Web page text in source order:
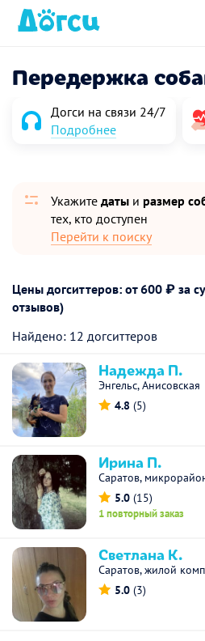
Передержка
Догси на связи 24/7
Подробнее
Укажите даты и размер
тех, кто доступен
Перейти к поиску
Цены догситтеров: от 600 ₽ за
отзывов)
Найдено: 12 догситтеров
Надежда П.
Энгельс, Анисовская
4.8 (5)
Ирина П.
Саратов,
5.0 (15)
1 повторный заказ
Светлана К.
Саратов, жилой
5.0 (3)